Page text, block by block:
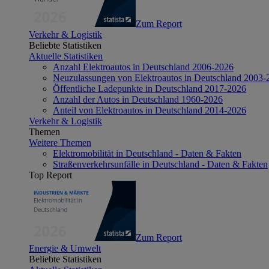
Zum Report
Verkehr & Logistik
Beliebte Statistiken
Aktuelle Statistiken
Anzahl Elektroautos in Deutschland 2006-2026
Neuzulassungen von Elektroautos in Deutschland 2003-
Öffentliche Ladepunkte in Deutschland 2017-2026
Anzahl der Autos in Deutschland 1960-2026
Anteil von Elektroautos in Deutschland 2014-2026
Verkehr & Logistik
Themen
Weitere Themen
Elektromobilität in Deutschland - Daten & Fakten
Straßenverkehrsunfälle in Deutschland - Daten & Fakten
Top Report
Zum Report
Energie & Umwelt
Beliebte Statistiken